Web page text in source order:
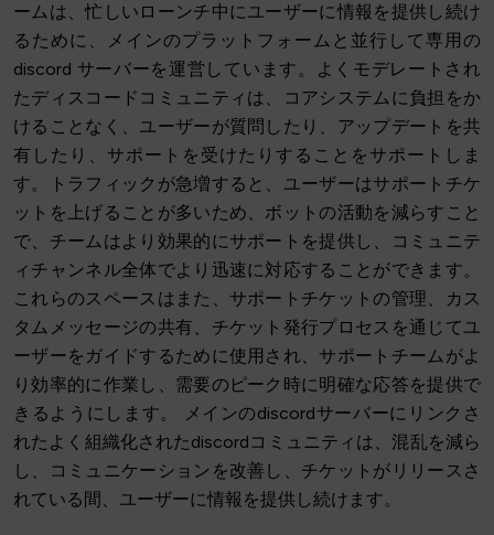
ームは、忙しいローンチ中にユーザーに情報を提供し続け
るために、メインのプラットフォームと並行して専用の
discord サーバーを運営しています。よくモデレートされ
たディスコードコミュニティは、コアシステムに負担をか
けることなく、ユーザーが質問したり、アップデートを共
有したり、サポートを受けたりすることをサポートしま
す。トラフィックが急増すると、ユーザーはサポートチケ
ットを上げることが多いため、ボットの活動を減らすこと
で、チームはより効果的にサポートを提供し、コミュニテ
ィチャンネル全体でより迅速に対応することができます。
これらのスペースはまた、サポートチケットの管理、カス
タムメッセージの共有、チケット発行プロセスを通じてユ
ーザーをガイドするために使用され、サポートチームがよ
り効率的に作業し、需要のピーク時に明確な応答を提供で
きるようにします。 メインのdiscordサーバーにリンクさ
れたよく組織化されたdiscordコミュニティは、混乱を減ら
し、コミュニケーションを改善し、チケットがリリースさ
れている間、ユーザーに情報を提供し続けます。